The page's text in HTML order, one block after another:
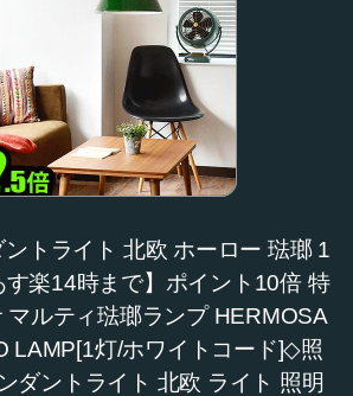
トライト 北欧 ホーロー 琺瑯 1
楽14時まで】ポイント10倍 特
マルティ琺瑯ランプ HERMOSA
LAMP[1灯/ホワイトコード]◇照
ダントライト 北欧 ライト 照明